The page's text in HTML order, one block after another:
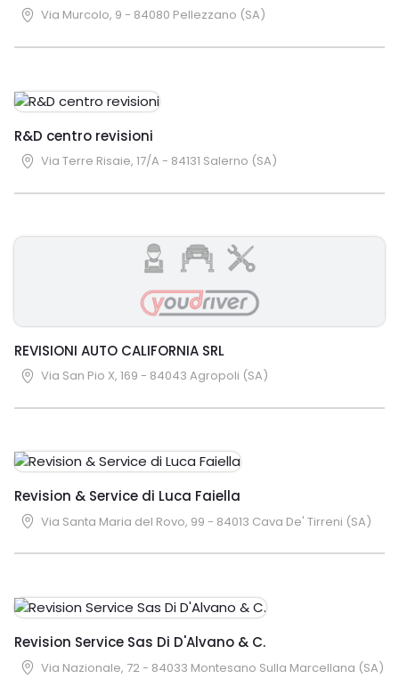
Via Murcolo, 9 - 84080 Pellezzano (SA)
R&D centro revisioni
Via Terre Risaie, 17/A - 84131 Salerno (SA)
REVISIONI AUTO CALIFORNIA SRL
Via San Pio X, 169 - 84043 Agropoli (SA)
Revision & Service di Luca Faiella
Via Santa Maria del Rovo, 99 - 84013 Cava De' Tirreni (SA)
Revision Service Sas Di D'Alvano & C.
Via Nazionale, 72 - 84033 Montesano Sulla Marcellana (SA)